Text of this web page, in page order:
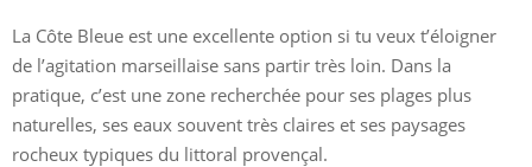
La Côte Bleue est une excellente option si tu veux t’éloigner
de l’agitation marseillaise sans partir très loin. Dans la
pratique, c’est une zone recherchée pour ses plages plus
naturelles, ses eaux souvent très claires et ses paysages
rocheux typiques du littoral provençal.